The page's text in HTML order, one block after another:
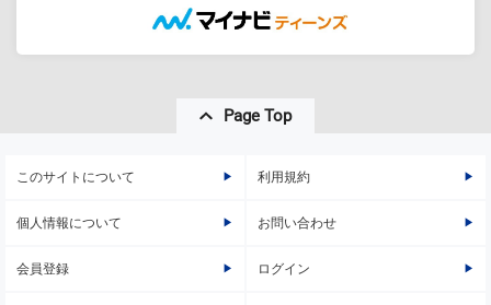
Page Top
このサイトについて 利用規約
個人情報について お問い合わせ
会員登録 ログイン